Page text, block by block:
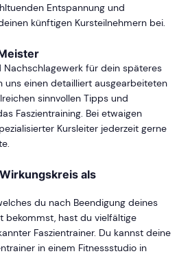
Entspannung und
künftigen Kursteilnehmern bei.
Nachschlagewerk für dein späteres
uns einen detailliert ausgearbeiteten
sinnvollen Tipps und
Faszientraining. Bei etwaigen
Kursleiter jederzeit gerne
als
du nach Beendigung deines
bekommst, hast du vielfältige
Faszientrainer. Du kannst deine
in einem Fitnessstudio in